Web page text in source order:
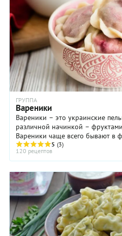
ГРУППА
Вареники
Вареники – это украинские
различной начинкой –
Вареники чаще всего бывают в
Приготовление вареников ...
5 (3)
120 рецептов